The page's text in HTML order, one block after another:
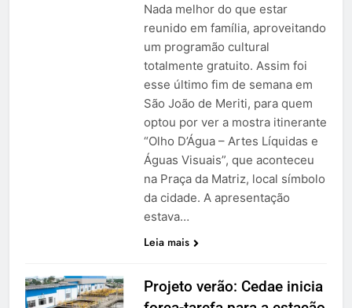
Nada melhor do que estar
reunido em família, aproveitando
um programão cultural
totalmente gratuito. Assim foi
esse último fim de semana em
São João de Meriti, para quem
optou por ver a mostra itinerante
“Olho D’Água – Artes Líquidas e
Águas Visuais”, que aconteceu
na Praça da Matriz, local símbolo
da cidade. A apresentação
estava…
Leia mais
Projeto verão: Cedae inicia